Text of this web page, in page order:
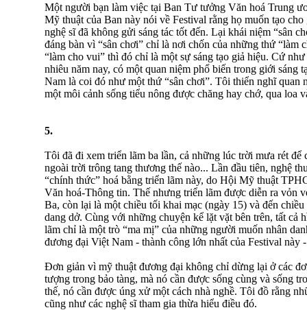
Một người bạn làm việc tại Ban Tư tưởng Văn hoá Trung
Mỹ thuật của Ban này nói về Festival rằng họ muốn tạo
nghệ sĩ đã không gửi sáng tác tốt đến. Lại khái niệm “sân
đáng bàn vì “sân chơi” chỉ là nơi chốn của những thứ “làm
“làm cho vui” thì đó chỉ là một sự sáng tạo giả hiệu. Cứ
nhiêu năm nay, có một quan niệm phổ biến trong giới sáng
Nam là coi đó như một thứ “sân chơi”. Tôi thiển nghĩ quan
một môi cảnh sống tiểu nông được chăng hay chớ, qua loa
5.
Tôi đã đi xem triển lãm ba lần, cả những lúc trời mưa rét để
ngoài trời trông tang thương thế nào... Lần đầu tiên, nghệ
“chính thức” hoá bằng triển lãm này, do Hội Mỹ thuật
Văn hoá-Thông tin. Thế nhưng triển lãm được diễn ra vỏn
Ba, còn lại là một chiều tối khai mạc (ngày 15) và đến
dang dở. Cùng với những chuyện kể lặt vặt bên trên, tất cả
lãm chỉ là một trò “ma mị” của những người muốn nhân
đương đại Việt Nam - thành công lớn nhất của Festival này
Đơn giản vì mỹ thuật đương đại không chỉ dừng lại ở các
tượng trong bảo tàng, mà nó cần được sống cùng và sống
thế, nó cần được úng xử một cách nhà nghề. Tôi đồ rằng
cũng như các nghệ sĩ tham gia thừa hiểu điều đó.